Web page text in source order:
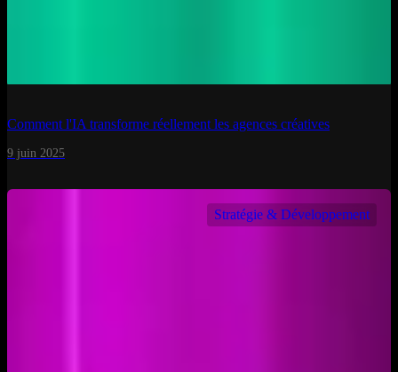
Comment l'IA transforme réellement les agences créatives
9 juin 2025
Stratégie & Développement